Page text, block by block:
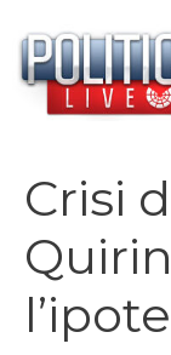
contenuto
Crisi